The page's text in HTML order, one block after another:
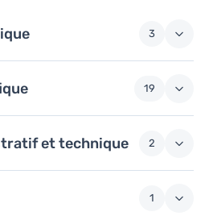
3
19
et technique 2
1